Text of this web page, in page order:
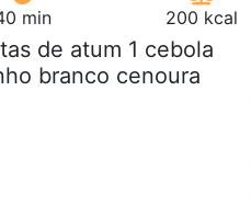
min 200 kcal
de atum 1 cebola
branco cenoura